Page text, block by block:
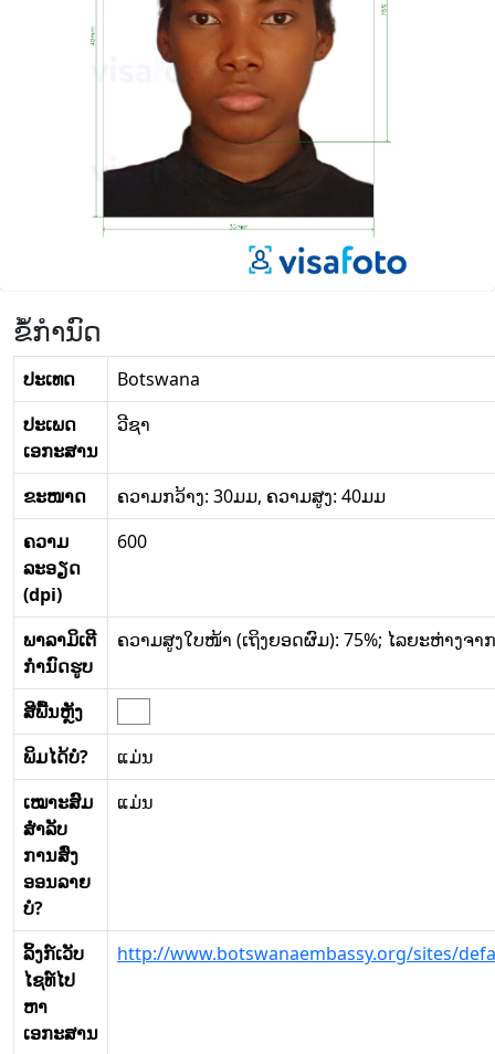
ຂໍ້ກໍານົດ
ປະເທດ
Botswana
ປະເພດ
ເອກະສານ
ວີຊາ
ຂະໜາດ
ຄວາມກວ້າງ: 30ມມ, ຄວາມສູງ: 40ມມ
ຄວາມ
ລະອຽດ
(dpi)
600
ພາລາມິເຕີ
ກໍານົດຮູບ
ຄວາມສູງໃບໜ້າ (ເຖິງຍອດຜົມ): 75%; ໄລຍະຫ່າງຈາ
ສີພື້ນຫຼັງ
ພິມໄດ້ບໍ?
ແມ່ນ
ເໝາະສົມ
ສໍາລັບ
ການສົ່ງ
ອອນລາຍ
ບໍ?
ແມ່ນ
ລິ້ງກ໌ເວັບ
ໄຊທ໌ໄປ
ຫາ
ເອກະສານ
http://www.botswanaembassy.org/sites/